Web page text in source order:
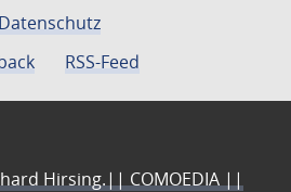
Datenschutz
RSS-Feed
Hirsing.|| COMOEDIA ||